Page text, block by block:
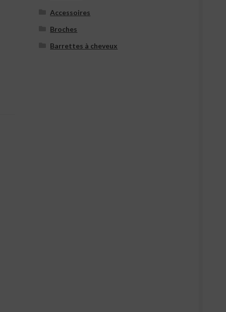
Accessoires
Broches
Barrettes à cheveux